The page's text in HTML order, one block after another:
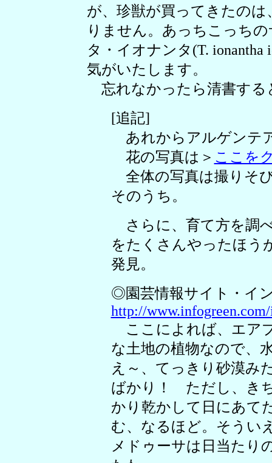
が、珍獣が買ってきたの
りません。あっちこっち
タ・イオナンタ(T.
気がいたします。
忘れなかったら清書する
[追記]
あれからアルゲンテ
花の写真は＞ ここを
全体の写真は撮りそ
そのうち。
さらに、育て方を調
をたくさんやったほう
発見。
◎園芸情報サイト・イ
http://
ここによれば、エア
な土地の植物なので、
え～、てっきり砂漠み
ばかり！ ただし、き
かり乾かして日にあて
む、なるほど。そうい
メドゥーサは日当たり